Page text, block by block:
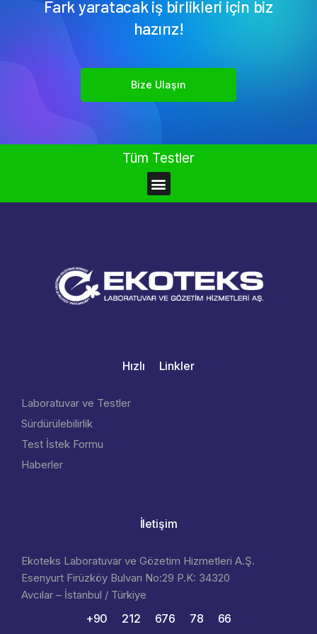
Fark yaratacak iş birlikleri için biz
hazırız!
Bize Ulaşın
Tüm Testler
Hızlı Linkler
Laboratuvar ve Testler
Sürdürülebilirlik
Test İstek Formu
Haberler
İletişim
Ekoteks Laboratuvar ve Gözetim Hizmetleri A.Ş.
Esenyurt Firüzköy Bulvarı No:29 P.K: 34320
Avcılar – İstanbul / Türkiye
+90 212 676 78 66